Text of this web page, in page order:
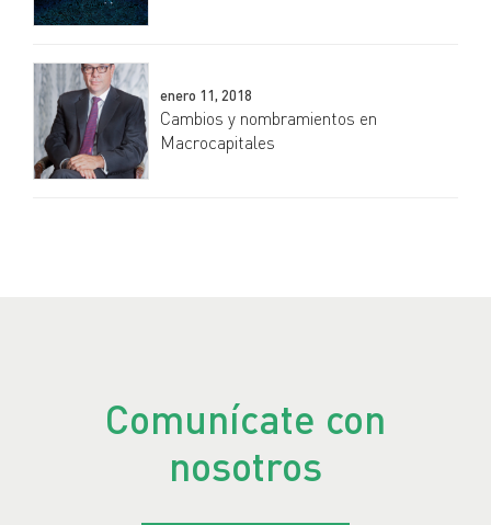
enero 11, 2018
Cambios y nombramientos en
Macrocapitales
Comunícate con
nosotros